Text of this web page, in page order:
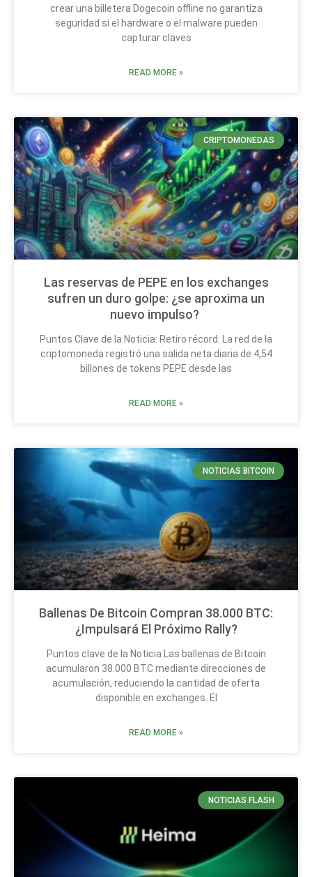
crear una billetera Dogecoin offline no garantiza
seguridad si el hardware o el malware pueden
capturar claves
READ MORE »
CRIPTOMONEDAS
Las reservas de PEPE en los exchanges
sufren un duro golpe: ¿se aproxima un
nuevo impulso?
Puntos Clave de la Noticia: Retiro récord: La red de la
criptomoneda registró una salida neta diaria de 4,54
billones de tokens PEPE desde las
READ MORE »
NOTICIAS BITCOIN
Ballenas De Bitcoin Compran 38.000 BTC:
¿Impulsará El Próximo Rally?
Puntos clave de la Noticia Las ballenas de Bitcoin
acumularon 38.000 BTC mediante direcciones de
acumulación, reduciendo la cantidad de oferta
disponible en exchanges. El
READ MORE »
NOTICIAS FLASH